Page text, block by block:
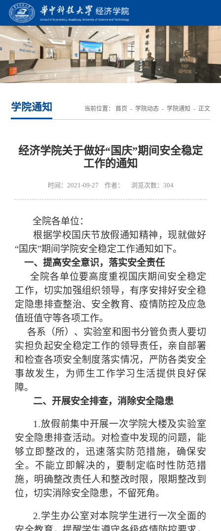
学院通知 当前位置： 首页 - 学院动态- 学院通知 - 正文
经济学院关于做好“国庆”期间安全稳定
工作的通知
时间：2021-09-27 作者： 浏览次数： 304
全院各单位：
根据学校国庆节放假通知精神，现就做好
“国庆”期间学院安全稳定工作通知如下。
一、提高安全意识，落实安全责任
全院各单位要高度重视国庆期间安全稳定
工作，切实加强组织领导，有序安排好安全稳
定隐患排查整治、安全教育、疫情防控及应急
值班值守等各项工作。
各系（所）、实验室和图书分管负责人要切
实担负起安全稳定工作的领导责任，亲自部署
和检查各项安全制度落实情况，严防各类安全
事故发生，为师生工作学习生活提供良好保
障。
二、开展安全排查，消除安全隐患
1.放假前集中开展一次学院大楼及实验室
安全隐患排查活动。对检查中发现的问题，能
够立即整改的，迅速落实防范措施，确保安
全。不能立即解决的，要制定临时性防范措
施，明确整改责任人和整改时限，限期整改到
位，切实消除安全隐患，不留死角。
2.学生办公室对本院学生进行一次全面的